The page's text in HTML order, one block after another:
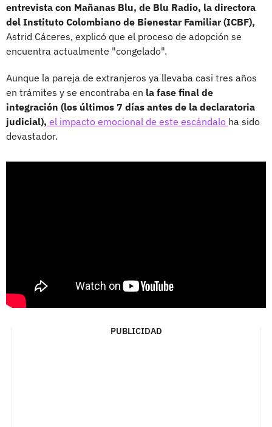
entrevista con Mañanas Blu, de Blu Radio, la directora
del Instituto Colombiano de Bienestar Familiar (ICBF),
Astrid Cáceres, explicó que el proceso de adopción se
encuentra actualmente "congelado".
Aunque la pareja de extranjeros ya llevaba casi tres años
en trámites y se encontraba en la fase final de
integración (los últimos 7 días antes de la declaratoria
judicial), el impacto emocional de este escándalo ha sido
devastador.
PUBLICIDAD